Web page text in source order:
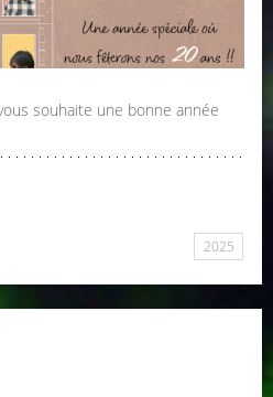
souhaite une bonne année
2025